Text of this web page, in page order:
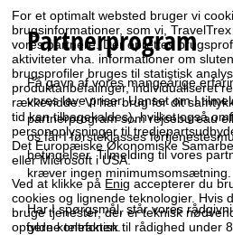
For et optimalt websted bruger vi
brugsinformationer, som vi,
vores partnere. Der oprettes
aktiviteter vha. informationer om
brugsprofiler bruges til statistisk
produktanbefalinger, individualiseret
rækkevidde. Vi har brug for dit
tid kan tilbagekaldes), hvilket også
personoplysninger til
Det Europæiske Økonomiske
eller Microsoft i USA.
Ved at klikke på Enig accepterer du
cookies og lignende teknologier. Hvis
bruge tjenester, der er teknisk
opfylde kontrakten.
t
a
r
t
s
i
Partnerprogram
Få gavn af vores mangeårige
vores lave priser. Uanset om I
partnerprogram som rejsebureau
os får I førsteklasses
betingelser. Tilmelding til vores
kræver ingen minimumsomsætning.
Har I spørgsmål, står vores
gerne telefonisk til rådighed under